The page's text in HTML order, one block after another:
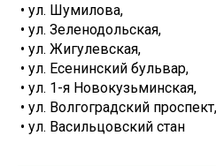
• ул. Шумилова,
• ул. Зеленодольская,
• ул. Жигулевская,
• ул. Есенинский бульвар,
• ул. 1-я Новокузьминская,
• ул. Волгоградский проспект,
• ул. Васильцовский стан